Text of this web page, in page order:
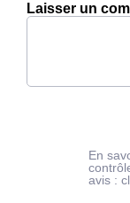
Laisser un
En
avis :